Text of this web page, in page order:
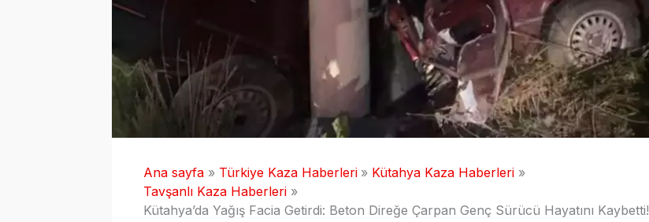
Ana sayfa Türkiye Kaza Haberleri
Kütahya Kaza Haberleri
Tavşanlı Kaza Haberleri
Kütahya’da Yağış Facia Getirdi: Beton Direğe Çarpan Genç Sürücü Hayatını Kaybetti!